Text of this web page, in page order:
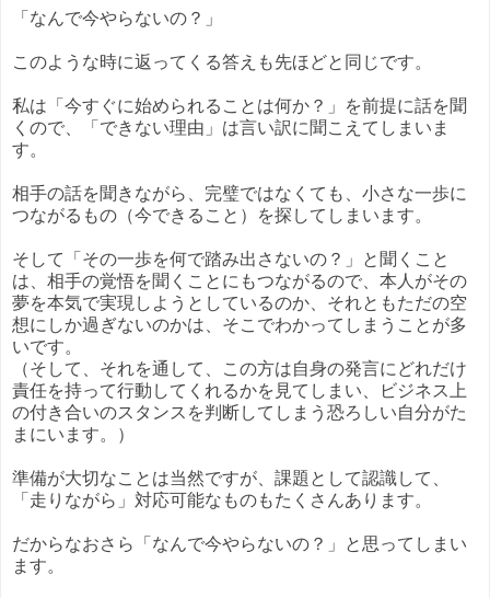
「なんで今やらないの？」
このような時に返ってくる答えも先ほどと同じです。
私は「今すぐに始められることは何か？」を前提に話を聞
くので、「できない理由」は言い訳に聞こえてしまいま
す。
相手の話を聞きながら、完璧ではなくても、小さな一歩に
つながるもの（今できること）を探してしまいます。
そして「その一歩を何で踏み出さないの？」と聞くこと
は、相手の覚悟を聞くことにもつながるので、本人がその
夢を本気で実現しようとしているのか、それともただの空
想にしか過ぎないのかは、そこでわかってしまうことが多
いです。
（そして、それを通して、この方は自身の発言にどれだけ
責任を持って行動してくれるかを見てしまい、ビジネス上
の付き合いのスタンスを判断してしまう恐ろしい自分がた
まにいます。）
準備が大切なことは当然ですが、課題として認識して、
「走りながら」対応可能なものもたくさんあります。
だからなおさら「なんで今やらないの？」と思ってしまい
ます。